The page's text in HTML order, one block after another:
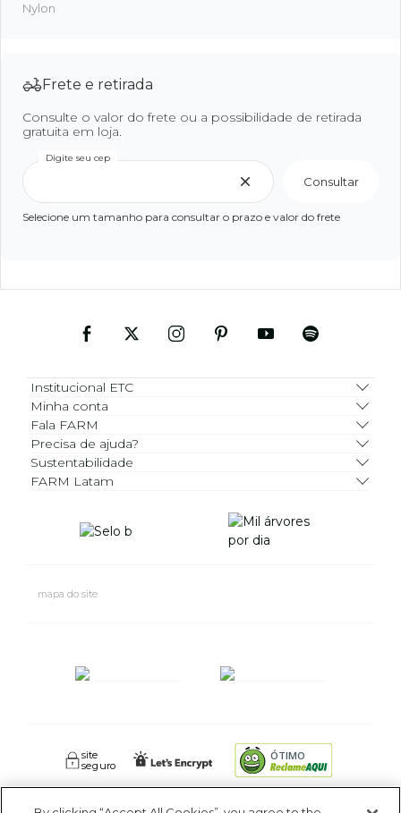
Nylon
Frete e retirada
Consulte o valor do frete ou a possibilidade de retirada
gratuita em loja.
Digite seu cep
Consultar
Selecione um tamanho para consultar o prazo e valor do frete
Institucional ETC
Minha conta
Fala FARM
Precisa de ajuda?
Sustentabilidade
FARM Latam
mapa do site
site
seguro
ÓTIMO